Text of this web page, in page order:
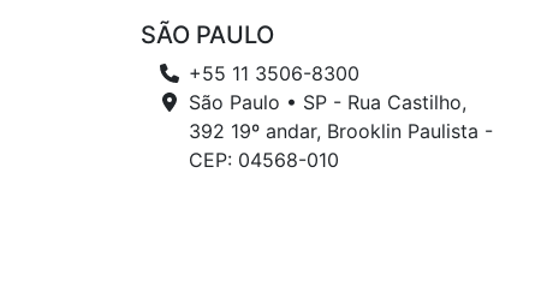
SÃO PAULO
+55 11 3506-8300
São Paulo • SP - Rua Castilho,
392 19º andar, Brooklin Paulista -
CEP: 04568-010